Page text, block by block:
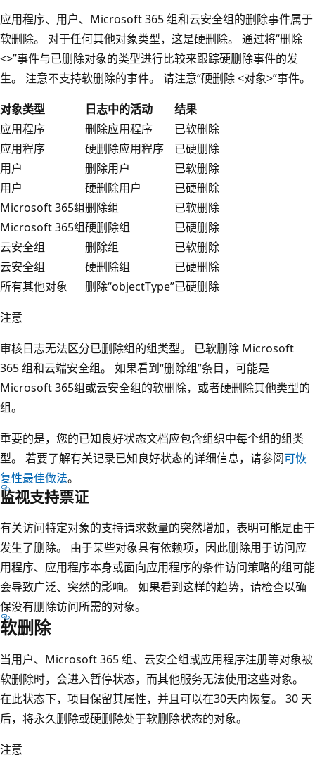
应用程序、用户、Microsoft 365 组和云安全组的删除事件属于
软删除。 对于任何其他对象类型，这是硬删除。 通过将“删除
<>”事件与已删除对象的类型进行比较来跟踪硬删除事件的发
生。 注意不支持软删除的事件。 请注意“硬删除 <对象>”事件。
对象类型
日志中的活动
结果
应用程序
删除应用程序
已软删除
应用程序
硬删除应用程序
已硬删除
用户
删除用户
已软删除
用户
硬删除用户
已硬删除
Microsoft 365组删除组
已软删除
Microsoft 365组硬删除组
已硬删除
云安全组
删除组
已软删除
云安全组
硬删除组
已硬删除
所有其他对象
删除“objectType”已硬删除
注意
审核日志无法区分已删除组的组类型。 已软删除 Microsoft
365 组和云端安全组。 如果看到“删除组”条目，可能是
Microsoft 365组或云安全组的软删除，或者硬删除其他类型的
组。
重要的是，您的已知良好状态文档应包含组织中每个组的组类
型。 若要了解有关记录已知良好状态的详细信息，请参阅可恢
复性最佳做法。
监视支持票证
有关访问特定对象的支持请求数量的突然增加，表明可能是由于
发生了删除。 由于某些对象具有依赖项，因此删除用于访问应
用程序、应用程序本身或面向应用程序的条件访问策略的组可能
会导致广泛、突然的影响。 如果看到这样的趋势，请检查以确
保没有删除访问所需的对象。
软删除
当用户、Microsoft 365 组、云安全组或应用程序注册等对象被
软删除时，会进入暂停状态，而其他服务无法使用这些对象。
在此状态下，项目保留其属性，并且可以在30天内恢复。 30 天
后，将永久删除或硬删除处于软删除状态的对象。
注意